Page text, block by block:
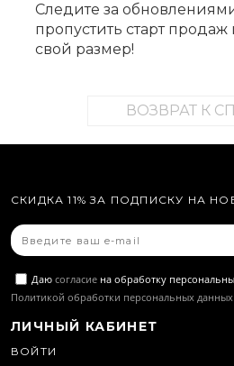
Следите за
пропустить старт продаж
свой размер!
ВОЗВРАТ К
СКИДКА 11% ЗА ПОДПИСКУ НА
Даю согласие на обработку
Политикой обработки персональных данных
ЛИЧНЫЙ КАБИНЕТ
ВОЙТИ